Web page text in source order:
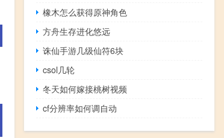
橡木怎么获得原神角色
方舟生存进化悠远
诛仙手游几级仙符6块
csol几轮
冬天如何嫁接桃树视频
cf分辨率如何调自动